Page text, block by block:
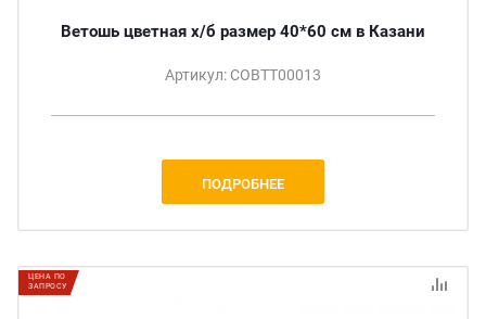
Ветошь цветная х/б размер 40*60 см в Казани
Артикул: СОВТТ00013
ПОДРОБНЕЕ
ЦЕНА ПО
ЗАПРОСУ